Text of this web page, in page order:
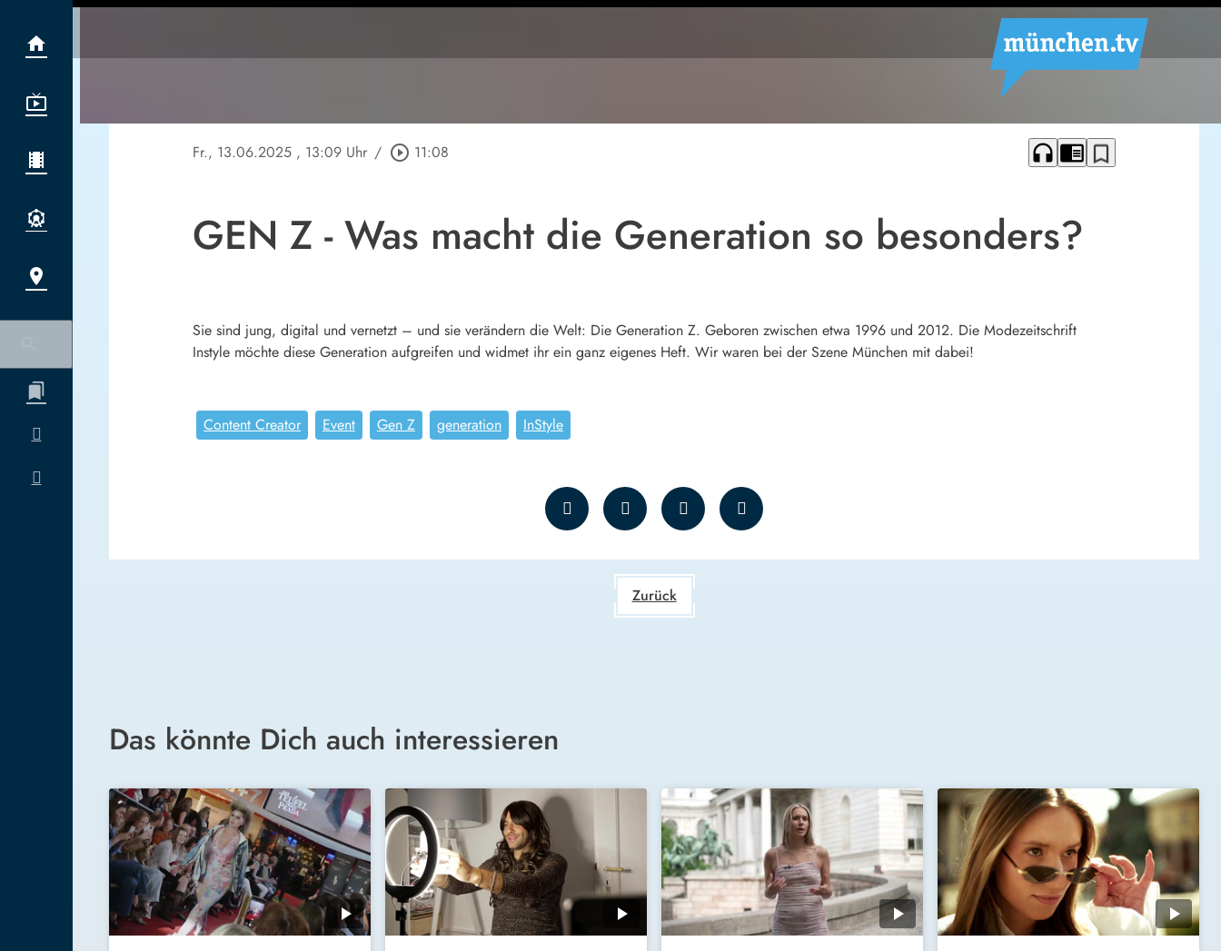
Fr., 13.06.2025 , 13:09 Uhr / play_circle_outline 11:08 headphones chrome_reader_mode bookmark_border
GEN Z - Was macht die Generation so besonders?
Sie sind jung, digital und vernetzt – und sie verändern die Welt: Die Generation Z. Geboren zwischen etwa 1996 und 2012. Die Modezeitschrift
Instyle möchte diese Generation aufgreifen und widmet ihr ein ganz eigenes Heft. Wir waren bei der Szene München mit dabei!
Content Creator Event Gen Z generation InStyle
Zurück
Das könnte Dich auch interessieren